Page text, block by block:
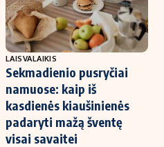
Infliacija
Migracija
Redakcija
Apie mus
Redakcijos politika
Privatumo politika
LAISVALAIKIS
Sekmadienio pusryčiai
namuose: kaip iš
kasdienės kiaušinienės
padaryti mažą šventę
visai savaitei